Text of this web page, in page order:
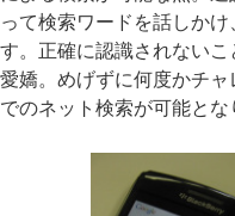
って検索ワードを話しか
す。正確に認識されない
愛嬌。めげずに何度かチ
でのネット検索が可能とな